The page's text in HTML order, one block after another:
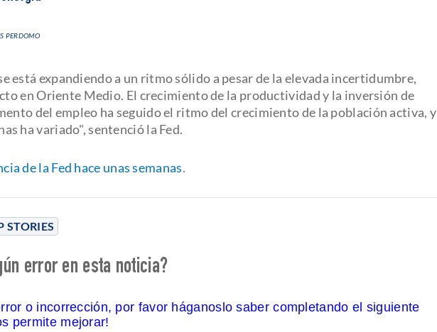
STORIES
PERDOMO
está expandiendo a un ritmo sólido a pesar de la elevada incertidumbre,
en Oriente Medio. El crecimiento de la productividad y la inversión de
del empleo ha seguido el ritmo del crecimiento de la población activa, y
ha variado", sentenció la Fed.
de la Fed hace unas semanas.
error en esta noticia?
o incorrección, por favor háganoslo saber completando el siguiente
permite mejorar!